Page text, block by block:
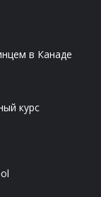
в Канаде
курс